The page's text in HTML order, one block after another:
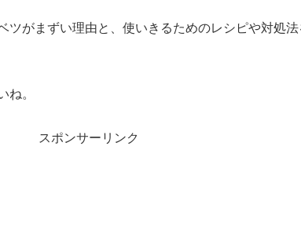
ツがまずい理由と、使いきるためのレシピや対処
ね。
スポンサーリンク